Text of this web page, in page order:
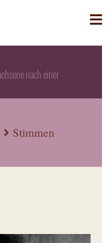
nach einer
Stimmen